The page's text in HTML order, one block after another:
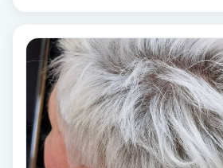
Kiropraktik
Klangmassage
Klippning